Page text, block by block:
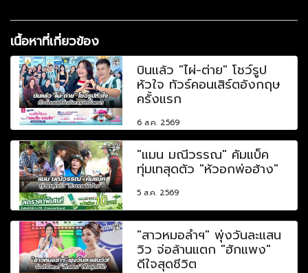
เนื้อหาที่เกี่ยวข้อง
บินแล้ว "ไผ่-ต่าย" โชว์รูป
หัวใจ ทัวร์คอนเสิร์ตอังกฤษ
ครั้งแรก
6 ส.ค. 2569
"แมน มณีวรรณ" คัมแบ็ค
ทุ่มเทสุดตัว "หัวอกพ่อฮ้าง"
5 ส.ค. 2569
"สาวหมอลำฯ" พุ่งวันละแสน
วิว จ่อล้านแตก "ฮักแพง"
ดีใจสุดชีวิต